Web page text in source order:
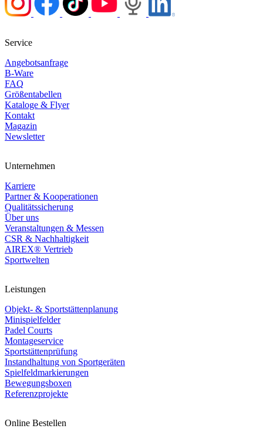
Service
Angebotsanfrage
B-Ware
FAQ
Größentabellen
Kataloge & Flyer
Kontakt
Magazin
Newsletter
Unternehmen
Karriere
Partner & Kooperationen
Qualitätssicherung
Über uns
Veranstaltungen & Messen
CSR & Nachhaltigkeit
AIREX® Vertrieb
Sportwelten
Leistungen
Objekt- & Sportstättenplanung
Minispielfelder
Padel Courts
Montageservice
Sportstättenprüfung
Instandhaltung von Sportgeräten
Spielfeldmarkierungen
Bewegungsboxen
Referenzprojekte
Online Bestellen